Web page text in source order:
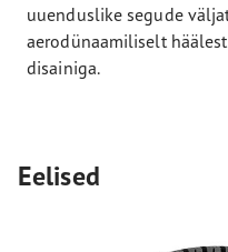
uuenduslike segude
aerodünaamiliselt
disainiga.
Eelised